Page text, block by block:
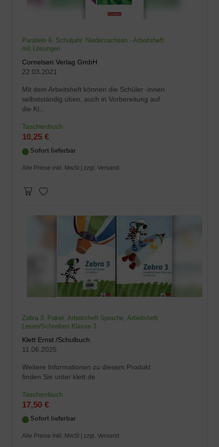
Parallelo 6. Schuljahr. Niedersachsen - Arbeitsheft
mit Lösungen
Cornelsen Verlag GmbH
22.03.2021
Mit dem Arbeitsheft können die Schüler -innen
selbstständig üben, auch in Vorbereitung auf
die Kl...
Taschenbuch
10,25 €
Sofort lieferbar
Alle Preise inkl. MwSt | zzgl. Versand
Zebra 3. Paket: Arbeitsheft Sprache, Arbeitsheft
Lesen/Schreiben Klasse 3
Klett Ernst /Schulbuch
11.06.2025
Weitere Informationen zu diesem Produkt
finden Sie unter klett.de.
Taschenbuch
17,50 €
Sofort lieferbar
Alle Preise inkl. MwSt | zzgl. Versand